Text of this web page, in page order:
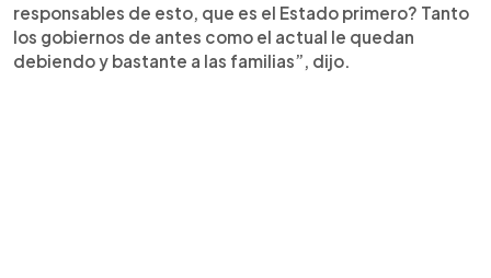
responsables de esto, que es el Estado primero? Tanto
los gobiernos de antes como el actual le quedan
debiendo y bastante a las familias”, dijo.